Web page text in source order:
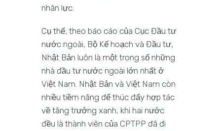
nhân lực.
Cụ thể, theo báo cáo của Cục Đầu tư
nước ngoài, Bộ Kế hoạch và Đầu tư,
Nhật Bản luôn là một trong số những
nhà đầu tư nước ngoài lớn nhất ở
Việt Nam. Nhật Bản và Việt Nam còn
nhiều tiềm năng để thúc đẩy hợp tác
về tăng trưởng xanh, khi hai nước
đều là thành viên của CPTPP đã đi